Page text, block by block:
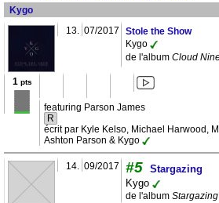
Kygo
13. 07/2017
Stole the Show
Kygo
de l'album Cloud
1 pts
featuring Parson James
R
écrit par Kyle Kelso, Michael Harwood,
Ashton Parson & Kygo
14. 09/2017 #5 Stargazing
Kygo
de l'album